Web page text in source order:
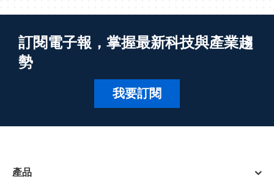
訂閱電子報，掌握最新科技與產業趨
勢
我要訂閱
產品